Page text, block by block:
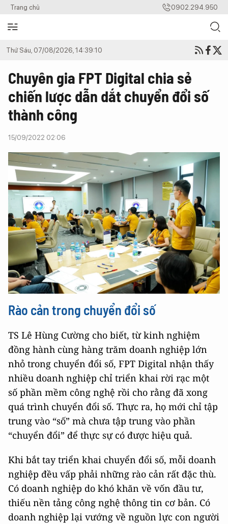
Trang chủ 0902.294.950
Thứ Sáu, 07/08/2026, 14:39:10
Chuyên gia FPT Digital chia sẻ
chiến lược dẫn dắt chuyển đổi số
thành công
15/09/2022 02:06
Rào cản trong chuyển đổi số
TS Lê Hùng Cường cho biết, từ kinh nghiệm
đồng hành cùng hàng trăm doanh nghiệp lớn
nhỏ trong chuyển đổi số, FPT Digital nhận thấy
nhiều doanh nghiệp chỉ triển khai rời rạc một
số phần mềm công nghệ rồi cho rằng đã xong
quá trình chuyển đổi số. Thực ra, họ mới chỉ tập
trung vào “số” mà chưa tập trung vào phần
“chuyển đổi” để thực sự có được hiệu quả.
Khi bắt tay triển khai chuyển đổi số, mỗi doanh
nghiệp đều vấp phải những rào cản rất đặc thù.
Có doanh nghiệp do khó khăn về vốn đầu tư,
thiếu nền tảng công nghệ thông tin cơ bản. Có
doanh nghiệp lại vướng về nguồn lực con người